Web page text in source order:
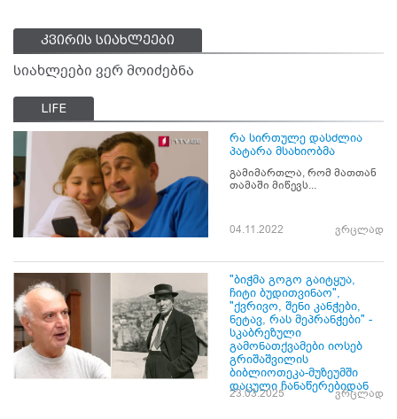
კვირის სიახლეები
სიახლეები ვერ მოიძებნა
LIFE
რა სირთულე დასძლია
პატარა მსახიობმა
გამიმართლა, რომ მათთან
თამაში მიწევს...
04.11.2022 ვრცლად
"ბიჭმა გოგო გაიტყუა,
ჩიტი ბუდითვინაო",
"ქვრივო, შენი კანჭები,
ნეტავ, რას მეპრანჭები" -
სკაბრეზული
გამონათქვამები იოსებ
გრიშაშვილის
ბიბლიოთეკა-მუზეუმში
დაცული ჩანაწერებიდან
23.03.2025 ვრცლად